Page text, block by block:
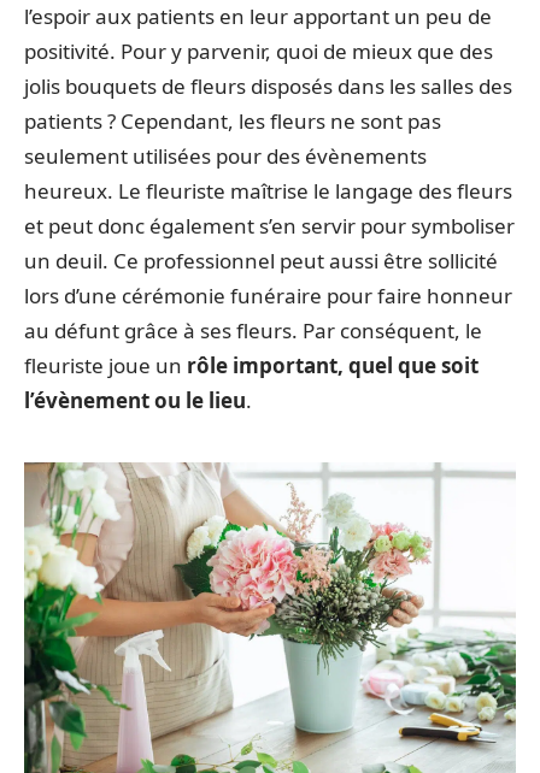
l’espoir aux patients en leur apportant un peu de
positivité. Pour y parvenir, quoi de mieux que des
jolis bouquets de fleurs disposés dans les salles des
patients ? Cependant, les fleurs ne sont pas
seulement utilisées pour des évènements
heureux. Le fleuriste maîtrise le langage des fleurs
et peut donc également s’en servir pour symboliser
un deuil. Ce professionnel peut aussi être sollicité
lors d’une cérémonie funéraire pour faire honneur
au défunt grâce à ses fleurs. Par conséquent, le
fleuriste joue un rôle important, quel que soit
l’évènement ou le lieu.